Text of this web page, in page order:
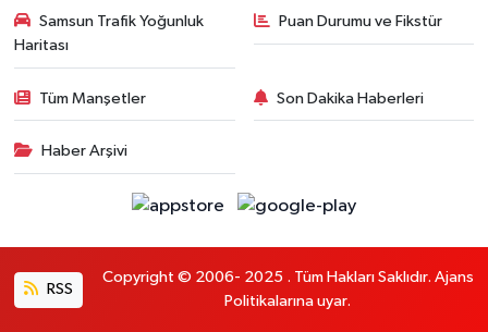
Samsun Trafik Yoğunluk
Haritası
Puan Durumu ve Fikstür
Tüm Manşetler Son Dakika Haberleri
Haber Arşivi
RSS
Copyright © 2006- 2025 . Tüm Hakları Saklıdır. Ajans
Politikalarına uyar.